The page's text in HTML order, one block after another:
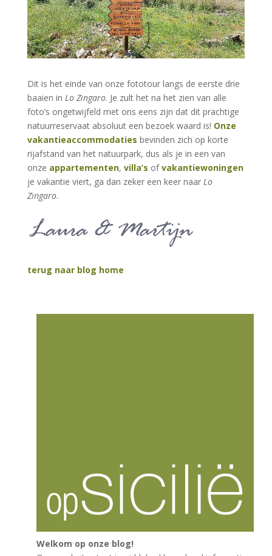
Dit is het einde van onze fototour langs de eerste drie
baaien in Lo Zingaro. Je zult het na het zien van alle
foto’s ongetwijfeld met ons eens zijn dat dit prachtige
natuurreservaat absoluut een bezoek waard is! Onze
vakantieaccommodaties bevinden zich op korte
rijafstand van het natuurpark, dus als je in een van
onze appartementen, villa’s ofvakantiewoningen
je vakantie viert, ga dan zeker een keer naar Lo
Zingaro.
terug naar blog home
Welkom op onze blog!